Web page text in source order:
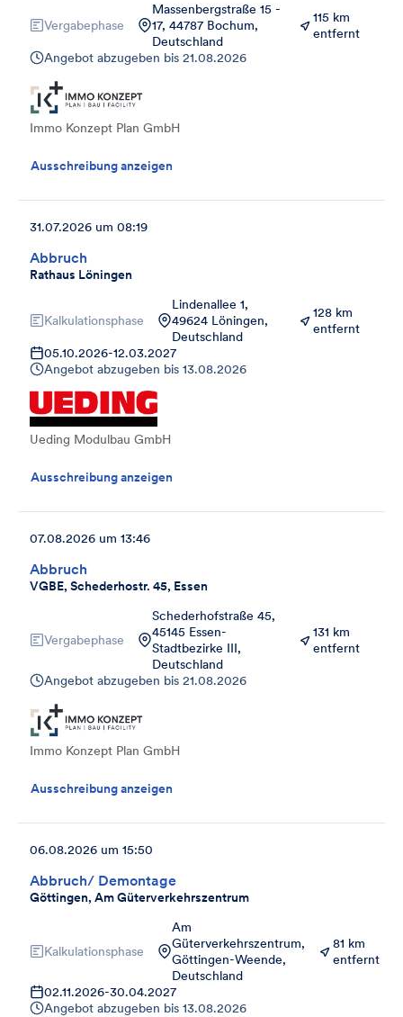
Vergabephase
Massenbergstraße 15 -
17, 44787 Bochum,
Deutschland
115 km
entfernt
Angebot abzugeben bis 21.08.2026
Immo Konzept Plan GmbH
Ausschreibung anzeigen
Abbruch
Rathaus Löningen
31.07.2026 um 08:19
Kalkulationsphase
Lindenallee 1,
49624 Löningen,
Deutschland
128 km
entfernt
05.10.2026-12.03.2027
Angebot abzugeben bis 13.08.2026
Ueding Modulbau GmbH
Ausschreibung anzeigen
Abbruch
VGBE, Schederhostr. 45, Essen
07.08.2026 um 13:46
Vergabephase
Schederhofstraße 45,
45145 Essen-
Stadtbezirke III,
Deutschland
131 km
entfernt
Angebot abzugeben bis 21.08.2026
Immo Konzept Plan GmbH
Ausschreibung anzeigen
Abbruch/ Demontage
Göttingen, Am Güterverkehrszentrum
06.08.2026 um 15:50
Kalkulationsphase
Am
Güterverkehrszentrum,
Göttingen-Weende,
Deutschland
81 km
entfernt
02.11.2026-30.04.2027
Angebot abzugeben bis 13.08.2026